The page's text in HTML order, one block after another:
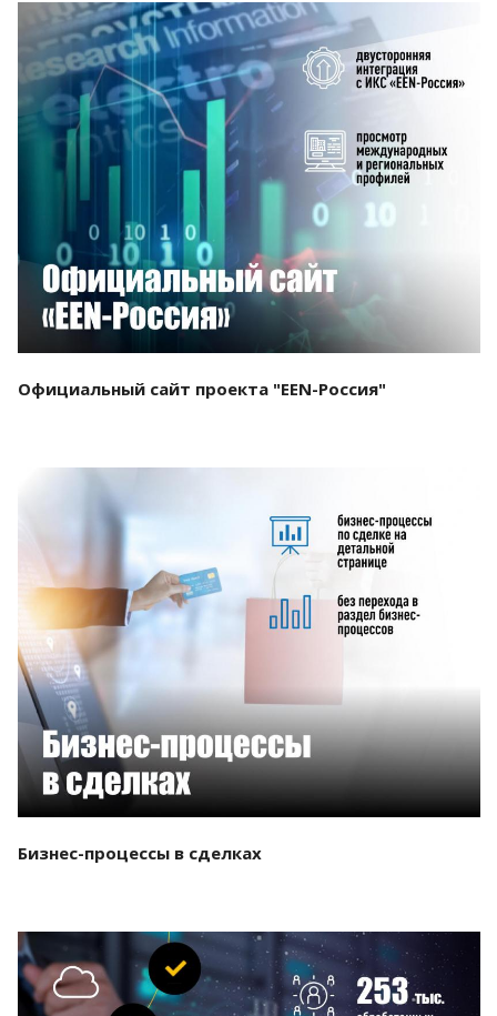
Смотреть проект
Официальный сайт проекта "EEN-Россия"
Бизнес-процессы в сделках